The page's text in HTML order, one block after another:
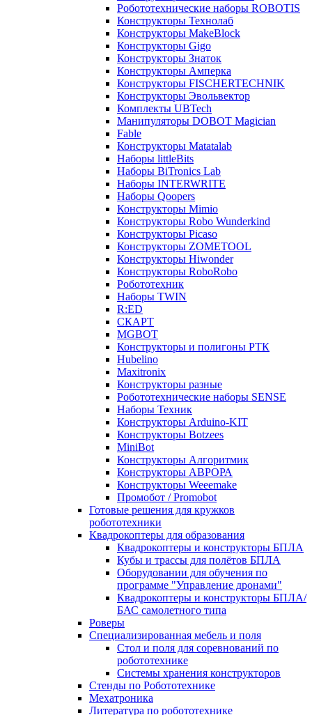
Робототехнические наборы ROBOTIS
Конструкторы Технолаб
Конструкторы MakeBlock
Конструкторы Gigo
Конструкторы Знаток
Конструкторы Амперка
Конструкторы FISCHERTECHNIK
Конструкторы Эвольвектор
Комплекты UBTech
Манипуляторы DOBOT Magician
Fable
Конструкторы Matatalab
Наборы littleBits
Наборы BiTronics Lab
Наборы INTERWRITE
Наборы Qoopers
Конструкторы Mimio
Конструкторы Robo Wunderkind
Конструкторы Picaso
Конструкторы ZOMETOOL
Конструкторы Hiwonder
Конструкторы RoboRobo
Робототехник
Наборы TWIN
R:ED
СКАРТ
MGBOT
Конструкторы и полигоны РТК
Hubelino
Maxitronix
Конструкторы разные
Робототехнические наборы SENSE
Наборы Техник
Конструкторы Arduino-KIT
Конструкторы Botzees
MiniBot
Конструкторы Алгоритмик
Конструкторы АВРОРА
Конструкторы Weeemake
Промобот / Promobot
Готовые решения для кружков
робототехники
Квадрокоптеры для образования
Квадрокоптеры и конструкторы БПЛА
Кубы и трассы для полётов БПЛА
Оборудовании для обучения по
программе "Управление дронами"
Квадрокоптеры и конструкторы БПЛА/
БАС самолетного типа
Роверы
Специализированная мебель и поля
Стол и поля для соревнований по
робототехнике
Системы хранения конструкторов
Стенды по Робототехнике
Мехатроника
Литература по робототехнике